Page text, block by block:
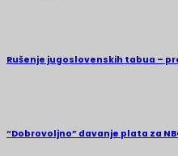
Rušenje jugoslovenskih tabua –
“Dobrovoljno” davanje plata za